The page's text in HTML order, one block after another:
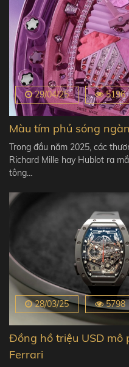
29/04/25 5196
Màu tím phủ sóng
Trong đầu năm 2025, các
Richard Mille hay Hublot ra
tông…
28/03/25 5798
Đồng hồ triệu USD mô
Ferrari